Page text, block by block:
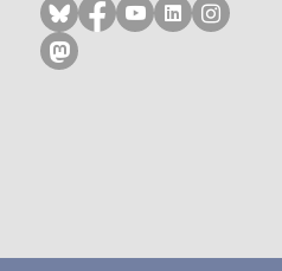
Volg ons op bluesky
Volg ons op
Volg ons op
Volg ons
Volg
Volg ons op mastodon